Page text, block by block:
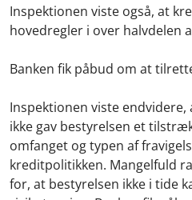
Inspektionen viste også, at
hovedregler i over halvdelen
Banken fik påbud om at
Inspektionen viste
ikke gav bestyrelsen et
omfanget og typen af
kreditpolitikken. Mangelfuld
for, at bestyrelsen ikke i tide